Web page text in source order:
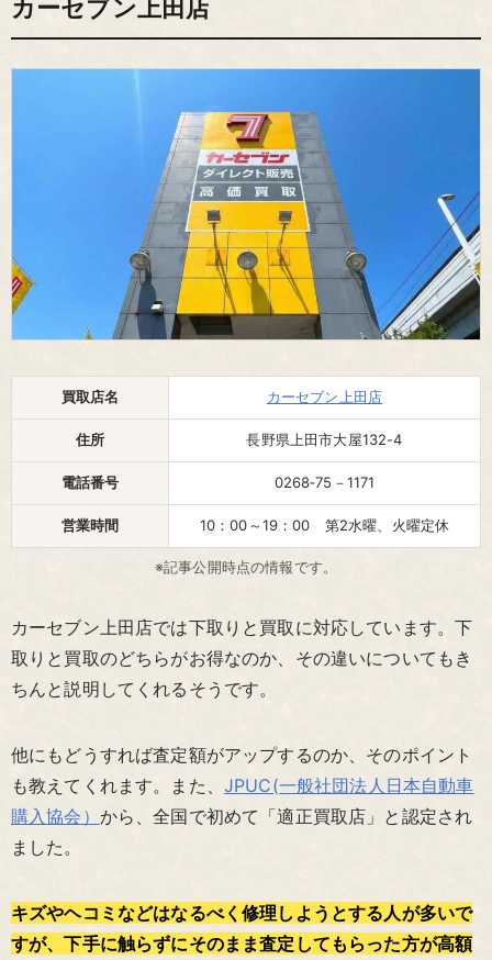
カーセブン上田店
買取店名 カーセブン上田店
住所 長野県上田市大屋132-4
電話番号 0268‐75－1171
営業時間 10：00～19：00 第2水曜、火曜定休
※記事公開時点の情報です。
カーセブン上田店では下取りと買取に対応しています。下
取りと買取のどちらがお得なのか、その違いについてもき
ちんと説明してくれるそうです。
他にもどうすれば査定額がアップするのか、そのポイント
も教えてくれます。また、 JPUC(一般社団法人日本自動車
購入協会） から、全国で初めて「適正買取店」と認定され
ました。
キズやヘコミなどはなるべく修理しようとする人が多いで
すが、下手に触らずにそのまま査定してもらった方が高額